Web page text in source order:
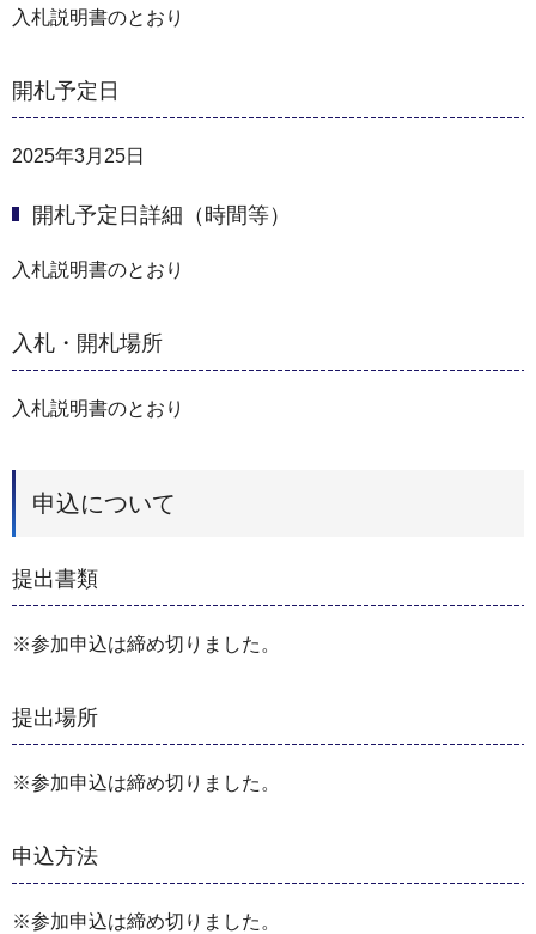
入札説明書のとおり
開札予定日
2025年3月25日
開札予定日詳細（時間等）
入札説明書のとおり
入札・開札場所
入札説明書のとおり
申込について
提出書類
※参加申込は締め切りました。
提出場所
※参加申込は締め切りました。
申込方法
※参加申込は締め切りました。